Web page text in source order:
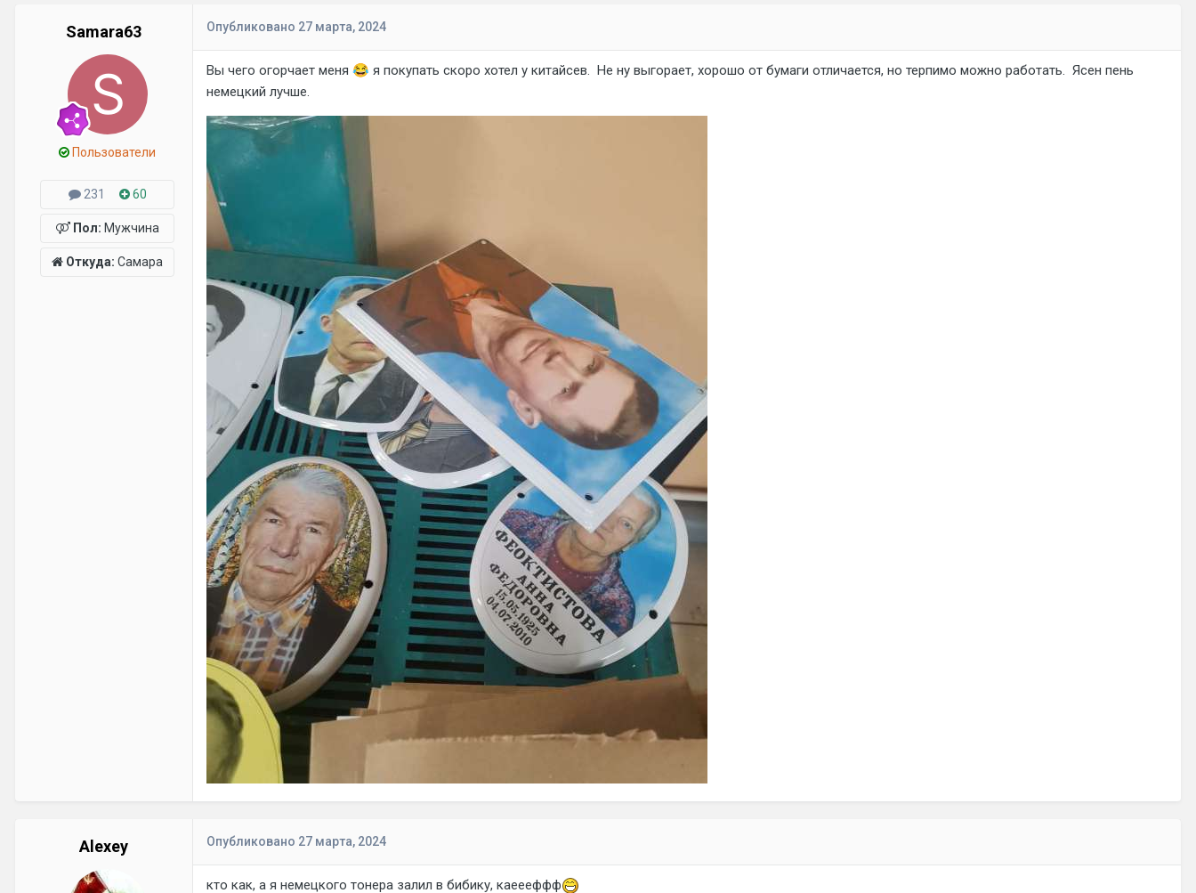
Samara63
Пользователи
231 60
Пол: Мужчина
Откуда: Самара
Опубликовано 27 марта, 2024
Вы чего огорчает меня 😂 я покупать скоро хотел у китайсев. Не ну выгорает, хорошо от бумаги отличается, но терпимо можно работать. Ясен пень
немецкий лучше.
Alexey Опубликовано 27 марта, 2024
кто как, а я немецкого тонера залил в бибику, каеееффф